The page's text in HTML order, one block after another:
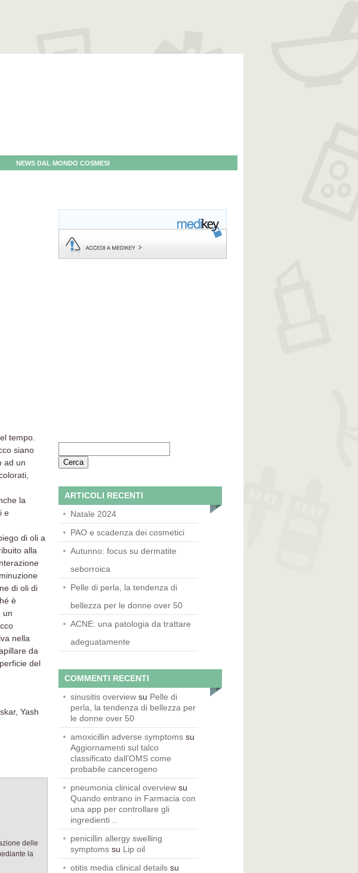
NEWS DAL MONDO COSMESI
tempo.
siano
ad un
la
e
di oli a
alla
di oli di
è
un
nella
da
del
Yash
delle
la
per:
ARTICOLI RECENTI
Natale 2024
PAO e scadenza dei cosmetici
Autunno: focus su dermatite
seborroica
Pelle di perla, la tendenza di
bellezza per le donne over 50
ACNE: una patologia da trattare
adeguatamente
COMMENTI RECENTI
sinusitis overview su Pelle di
perla, la tendenza di bellezza per
le donne over 50
amoxicillin adverse symptoms su
Aggiornamenti sul talco
classificato dall’OMS come
probabile cancerogeno
pneumonia clinical overview su
Quando entrano in Farmacia con
una app per controllare gli
ingredienti ..
penicillin allergy swelling
symptoms su Lip oil
otitis media clinical details su